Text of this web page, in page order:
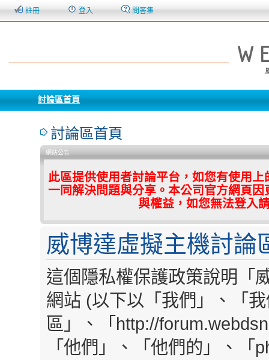
註冊 登入 問答集
討論區首頁
討論區首頁
網站公告
此區提供使用者討論平台，如您有使用
一同解決問題與分享。本公司官方網頁
與權益，如您無法登入
威博達虛擬主機討論
這個隱私權保護政策說明「
網站 (以下以「我們」、「
區」、「http://
「他們」、「他們的」、「